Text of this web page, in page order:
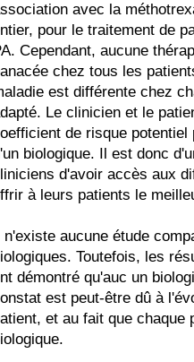
avec la
pour le traitement de
Cependant, aucune
chez tous les
est différente chez
Le clinicien et le
de risque
biologique. Il est donc
d'avoir accès aux
à leurs patients le
n'existe aucune étude
Toutefois, les
démontré qu'auc un
est peut-être dû à
et au fait que chaque